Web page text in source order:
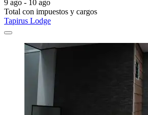
9 ago - 10 ago
Total con impuestos y cargos
Tapirus Lodge